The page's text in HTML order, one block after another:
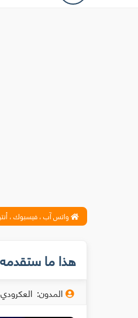
واتس آب ، فيسبوك ،
هذا ما ستقدمه
المدون: